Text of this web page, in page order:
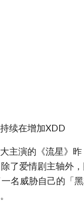
续在增加XDD
主演的《流星》
了爱情剧主轴外
名威胁自己的「